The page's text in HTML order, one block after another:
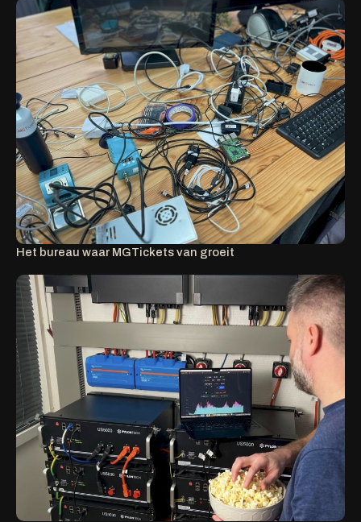
Het bureau waar MGTickets van groeit